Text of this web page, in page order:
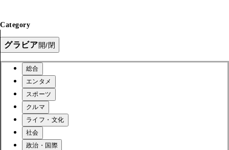
Category
グラビア開/閉
総合
エンタメ
スポーツ
クルマ
ライフ・文化
社会
政治・国際